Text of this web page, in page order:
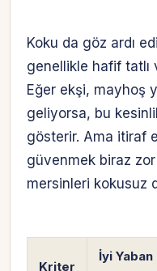
Koku da göz ardı
genellikle hafif tatlı
Eğer ekşi, mayhoş
geliyorsa, bu
gösterir. Ama itiraf
güvenmek biraz
mersinleri kokusuz
Kriter
İyi Yaban